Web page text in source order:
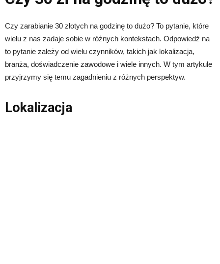
Czy zarabianie 30 złotych na godzinę to dużo? To pytanie, które
wielu z nas zadaje sobie w różnych kontekstach. Odpowiedź na
to pytanie zależy od wielu czynników, takich jak lokalizacja,
branża, doświadczenie zawodowe i wiele innych. W tym artykule
przyjrzymy się temu zagadnieniu z różnych perspektyw.
Lokalizacja